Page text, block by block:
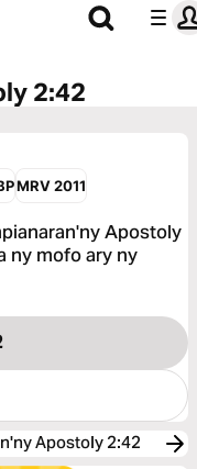
2:42
MRV 2011
Apostoly
ny mofo ary ny
Apostoly 2:42